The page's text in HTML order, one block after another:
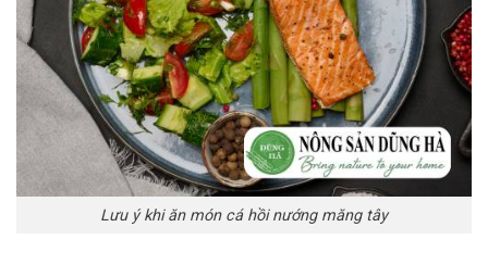
Lưu ý khi ăn món cá hồi nướng măng tây